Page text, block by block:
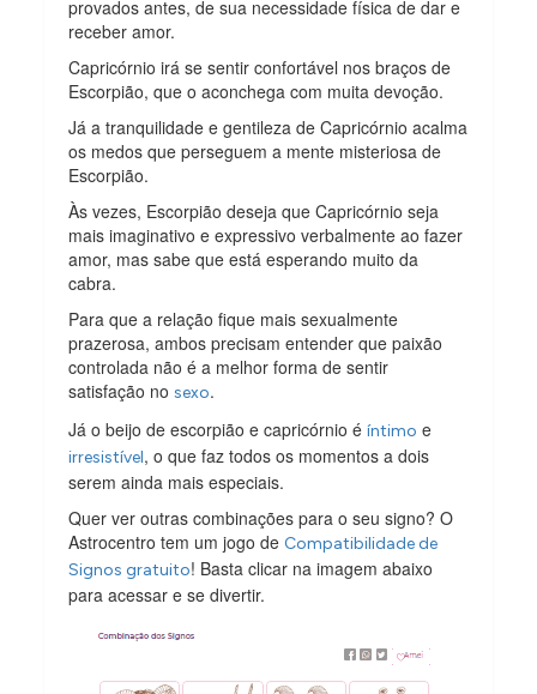
provados antes, de sua necessidade física de dar e
receber amor.
Capricórnio irá se sentir confortável nos braços de
Escorpião, que o aconchega com muita devoção.
Já a tranquilidade e gentileza de Capricórnio acalma
os medos que perseguem a mente misteriosa de
Escorpião.
Às vezes, Escorpião deseja que Capricórnio seja
mais imaginativo e expressivo verbalmente ao fazer
amor, mas sabe que está esperando muito da
cabra.
Para que a relação fique mais sexualmente
prazerosa, ambos precisam entender que paixão
controlada não é a melhor forma de sentir
satisfação nosexo.
Já o beijo de escorpião e capricórnio éíntimo e
irresistível, o que faz todos os momentos a dois
serem ainda mais especiais.
Quer ver outras combinações para o seu signo? O
Astrocentro tem um jogo de Compatibilidade de
Signos gratuito! Basta clicar na imagem abaixo
para acessar e se divertir.